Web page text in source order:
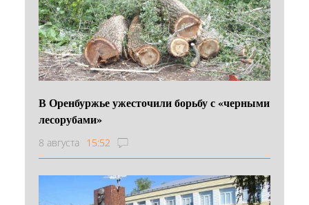
В Оренбуржье ужесточили борьбу с «черными
лесорубами»
8 августа 15:52